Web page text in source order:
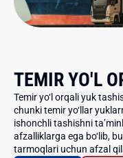
TEMIR YO'L
Temir yo‘l orqali yuk
chunki temir yo‘llar
ishonchli tashishni
afzalliklarga ega bo‘lib,
tarmoqlari uchun afzal